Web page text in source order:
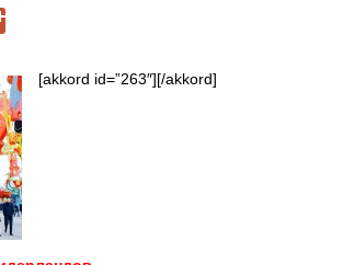
[akkord id=”263″][/akkord]